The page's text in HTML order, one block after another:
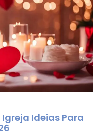
Ideias Para